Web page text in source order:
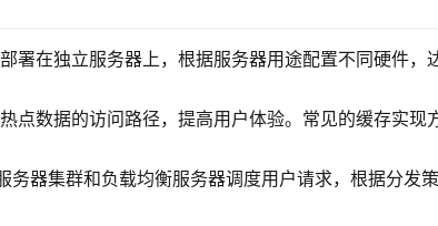
署在独立服务器上，根据服务器用途配置不同硬件，
点数据的访问路径，提高用户体验。常见的缓存实现
务器集群和负载均衡服务器调度用户请求，根据分发